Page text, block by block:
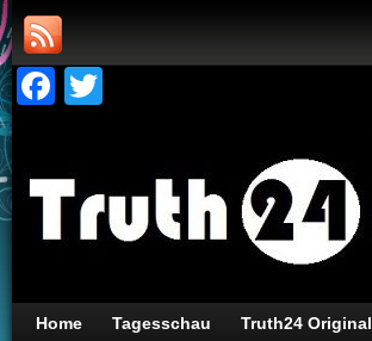
Facebook
Home Tagesschau Truth24 Original